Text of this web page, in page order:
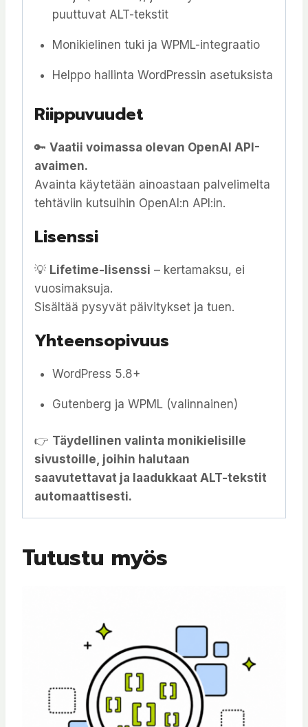
puuttuvat ALT-tekstit
Monikielinen tuki ja WPML-integraatio
Helppo hallinta WordPressin asetuksista
Riippuvuudet
🔑 Vaatii voimassa olevan OpenAI API-
avaimen.
Avainta käytetään ainoastaan palvelimelta
tehtäviin kutsuihin OpenAI:n API:in.
Lisenssi
💡 Lifetime-lisenssi – kertamaksu, ei
vuosimaksuja.
Sisältää pysyvät päivitykset ja tuen.
Yhteensopivuus
WordPress 5.8+
Gutenberg ja WPML (valinnainen)
👉 Täydellinen valinta monikielisille
sivustoille, joihin halutaan
saavutettavat ja laadukkaat ALT-tekstit
automaattisesti.
Tutustu myös